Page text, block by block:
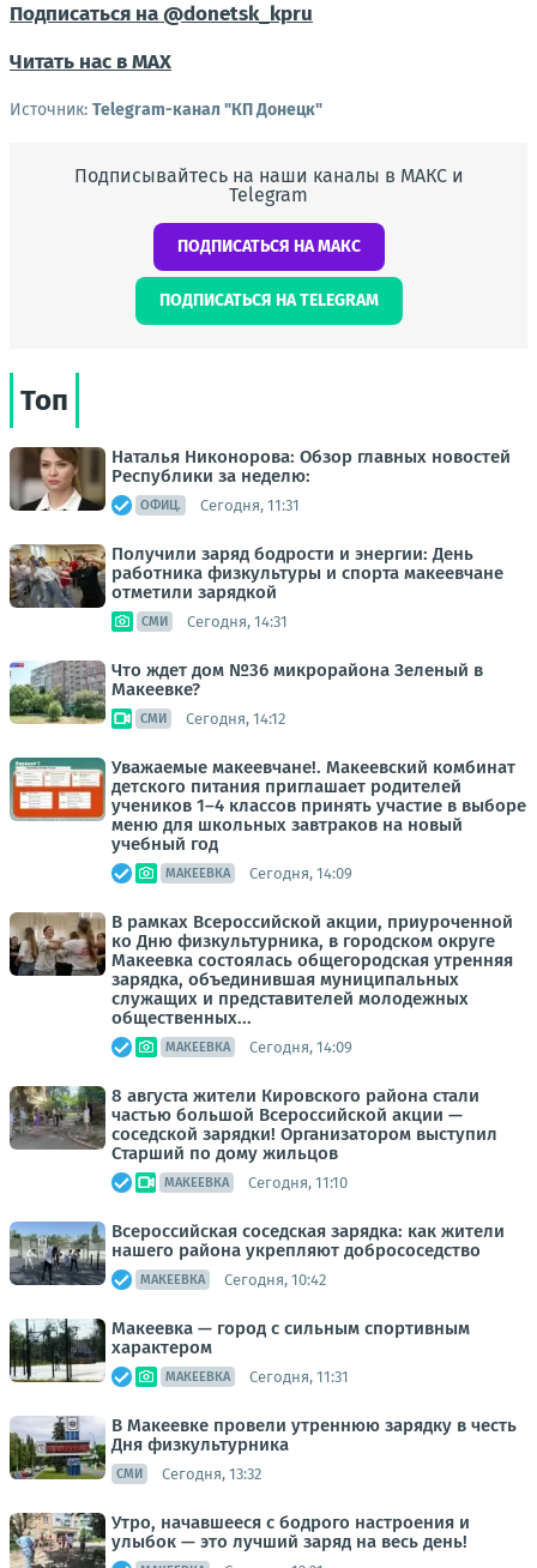
Подписаться на @donetsk_kpru
Читать нас в МАХ
Источник: Telegram-канал "КП Донецк"
Подписывайтесь на наши каналы в МАКС и
Telegram
ПОДПИСАТЬСЯ НА МАКС
ПОДПИСАТЬСЯ НА TELEGRAM
Топ
Наталья Никонорова: Обзор главных новостей
Республики за неделю:
ОФИЦ. Сегодня, 11:31
Получили заряд бодрости и энергии: День
работника физкультуры и спорта макеевчане
отметили зарядкой
СМИ Сегодня, 14:31
Что ждет дом №36 микрорайона Зеленый в
Макеевке?
СМИ Сегодня, 14:12
Уважаемые макеевчане!. Макеевский комбинат
детского питания приглашает родителей
учеников 1–4 классов принять участие в выборе
меню для школьных завтраков на новый
учебный год
МАКЕЕВКА Сегодня, 14:09
В рамках Всероссийской акции, приуроченной
ко Дню физкультурника, в городском округе
Макеевка состоялась общегородская утренняя
зарядка, объединившая муниципальных
служащих и представителей молодежных
общественных...
МАКЕЕВКА Сегодня, 14:09
8 августа жители Кировского района стали
частью большой Всероссийской акции —
соседской зарядки! Организатором выступил
Старший по дому жильцов
МАКЕЕВКА Сегодня, 11:10
Всероссийская соседская зарядка: как жители
нашего района укрепляют добрососедство
МАКЕЕВКА Сегодня, 10:42
Макеевка — город с сильным спортивным
характером
МАКЕЕВКА Сегодня, 11:31
В Макеевке провели утреннюю зарядку в честь
Дня физкультурника
СМИ Сегодня, 13:32
Утро, начавшееся с бодрого настроения и
улыбок — это лучший заряд на весь день!